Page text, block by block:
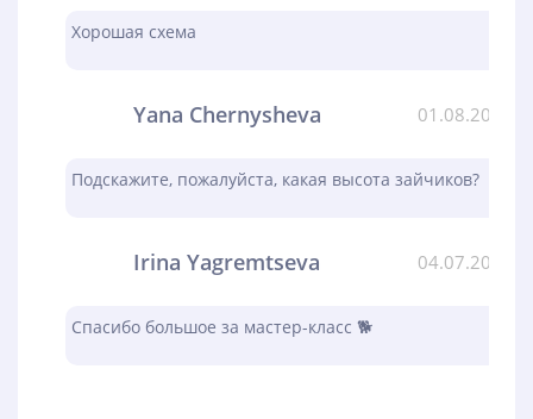
Хорошая схема
Yana Chernysheva 01.08.2023
Подскажите, пожалуйста, какая высота зайчиков?
Irina Yagremtseva 04.07.2023
Спасибо большое за мастер-класс 🐕